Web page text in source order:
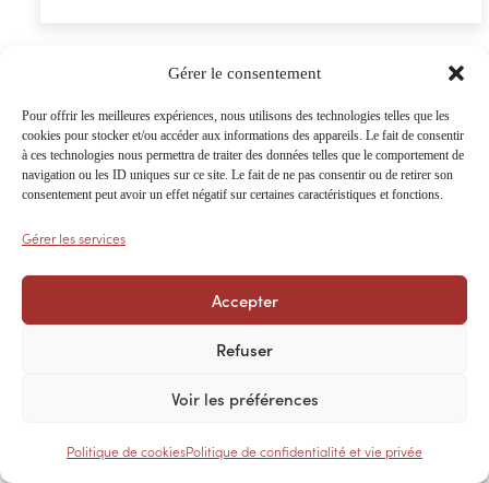
Gérer le consentement
Pour offrir les meilleures expériences, nous utilisons des technologies telles que les
cookies pour stocker et/ou accéder aux informations des appareils. Le fait de consentir
à ces technologies nous permettra de traiter des données telles que le comportement de
navigation ou les ID uniques sur ce site. Le fait de ne pas consentir ou de retirer son
consentement peut avoir un effet négatif sur certaines caractéristiques et fonctions.
Gérer les services
Accepter
Refuser
Voir les préférences
Politique de cookiesPolitique de confidentialité et vie privée
Gouttières
Àpd€18,19–€22,05Plage
TTC